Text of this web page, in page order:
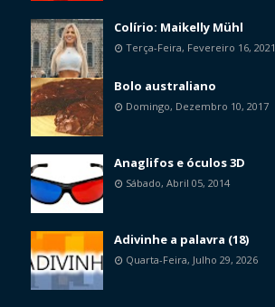
Colírio: Maikelly Mühl
Terça-Feira, Fevereiro 16, 2021
Bolo australiano
Domingo, Dezembro 10, 2017
Anaglifos e óculos 3D
Sábado, Abril 05, 2014
Adivinhe a palavra (18)
Quarta-Feira, Julho 29, 2026